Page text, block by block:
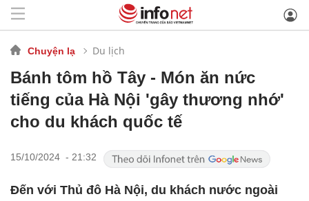
Chuyện lạ Du lịch
Bánh tôm hồ Tây - Món ăn nức
tiếng của Hà Nội 'gây thương nhớ'
cho du khách quốc tế
15/10/2024 - 21:32
Đến với Thủ đô Hà Nội, du khách nước ngoài